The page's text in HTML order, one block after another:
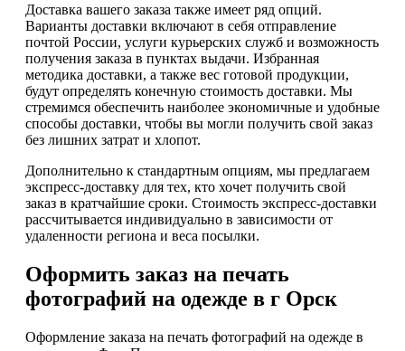
Доставка вашего заказа также имеет ряд опций.
Варианты доставки включают в себя отправление
почтой России, услуги курьерских служб и возможность
получения заказа в пунктах выдачи. Избранная
методика доставки, а также вес готовой продукции,
будут определять конечную стоимость доставки. Мы
стремимся обеспечить наиболее экономичные и удобные
способы доставки, чтобы вы могли получить свой заказ
без лишних затрат и хлопот.
Дополнительно к стандартным опциям, мы предлагаем
экспресс-доставку для тех, кто хочет получить свой
заказ в кратчайшие сроки. Стоимость экспресс-доставки
рассчитывается индивидуально в зависимости от
удаленности региона и веса посылки.
Оформить заказ на печать
фотографий на одежде в г Орск
Оформление заказа на печать фотографий на одежде в